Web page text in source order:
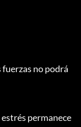
no podrá
permanece